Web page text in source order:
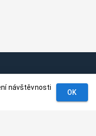
návštěvnosti
OK